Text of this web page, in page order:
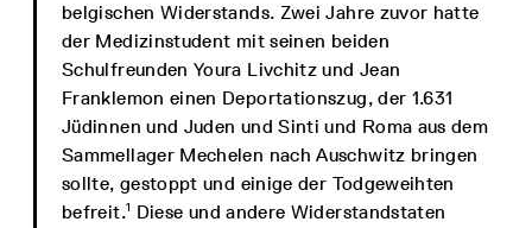
belgischen Widerstands. Zwei Jahre zuvor hatte
der Medizinstudent mit seinen beiden
Schulfreunden Youra Livchitz und Jean
Franklemon einen Deportationszug, der 1.631
Jüdinnen und Juden und Sinti und Roma aus dem
Sammellager Mechelen nach Auschwitz bringen
sollte, gestoppt und einige der Todgeweihten
befreit.1 Diese und andere Widerstandstaten